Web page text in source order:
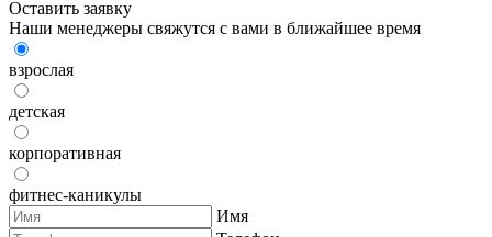
Оставить заявку
Наши менеджеры свяжутся с вами в ближайшее время
взрослая
детская
корпоративная
фитнес-каникулы
Имя